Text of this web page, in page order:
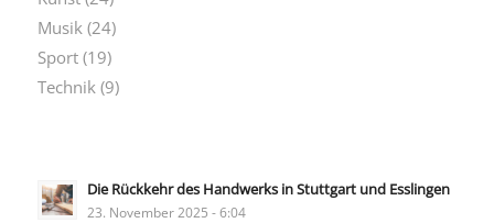
Musik (24)
Sport(19)
Technik (9)
Die Rückkehr des Handwerks in Stuttgart und Esslingen
23. November 2025 - 6:04